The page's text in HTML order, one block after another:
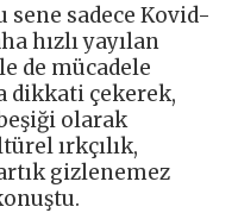
sene sadece Kovid-
hızlı yayılan
de mücadele
dikkati çekerek,
olarak
ırkçılık,
gizlenemez